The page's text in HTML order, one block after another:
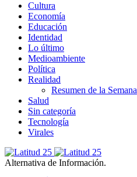
Cultura
Economía
Educación
Identidad
Lo último
Medioambiente
Política
Realidad
Resumen de la Semana
Salud
Sin categoría
Tecnología
Virales
Alternativa de Información.